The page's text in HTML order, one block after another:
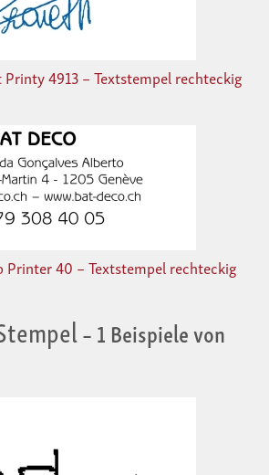
Printy 4913 – Textstempel rechteckig
Printer 40 – Textstempel rechteckig
– 1 Beispiele von